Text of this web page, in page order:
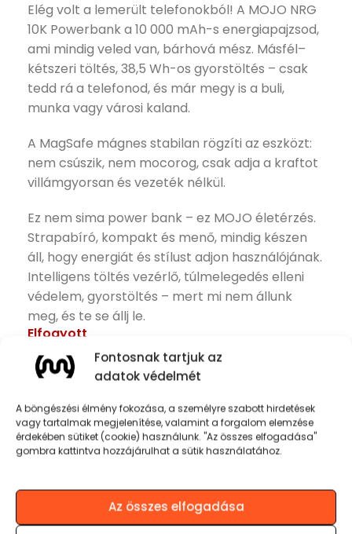
Fontosnak tartjuk az
adatok védelmét
A böngészési élmény fokozása, a személyre szabott hirdetések
vagy tartalmak megjelenítése, valamint a forgalom elemzése
érdekében sütiket (cookie) használunk. "Az összes elfogadása"
gombra kattintva hozzájárulhat a sütik használatához.
Az összes elfogadása
Elég volt a lemerült telefonokból! A MOJO NRG
10K Powerbank a 10 000 mAh-s energiapajzsod,
ami mindig veled van, bárhová mész. Másfél–
kétszeri töltés, 38,5 Wh-os gyorstöltés – csak
tedd rá a telefonod, és már megy is a buli,
munka vagy városi kaland.
A MagSafe mágnes stabilan rögzíti az eszközt:
nem csúszik, nem mocorog, csak adja a kraftot
villámgyorsan és vezeték nélkül.
Ez nem sima power bank – ez MOJO életérzés.
Strapabíró, kompakt és menő, mindig készen
áll, hogy energiát és stílust adjon használójának.
Intelligens töltés vezérlő, túlmelegedés elleni
védelem, gyorstöltés – mert mi nem állunk
meg, és te se állj le.
Elfogyott
Termékinformációk
Kapacitás: 10 000 mAh (38,5 Wh)